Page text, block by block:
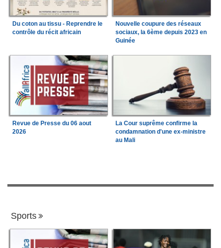
Du coton au tissu - Reprendre le
contrôle du récit africain
Nouvelle coupure des réseaux
sociaux, la 6ème depuis 2023 en
Guinée
Revue de Presse du 06 aout
2026
La Cour suprême confirme la
condamnation d'une ex-ministre
au Mali
Sports